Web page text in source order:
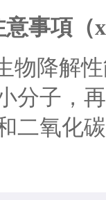
事項（
降解
分子，
二氧化